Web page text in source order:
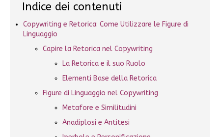
Indice dei contenuti
Copywriting e Retorica: Come Utilizzare le Figure di
Linguaggio
Capire la Retorica nel Copywriting
La Retorica e il suo Ruolo
Elementi Base della Retorica
Figure di Linguaggio nel Copywriting
Metafore e Similitudini
Anadiplosi e Antitesi